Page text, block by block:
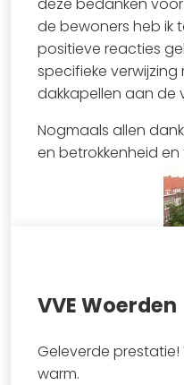
de bewoners heb ik
positieve reacties
specifieke
dakkapellen aan de
Nogmaals allen
en betrokkenheid
VVE Woerden
Geleverde
warm.